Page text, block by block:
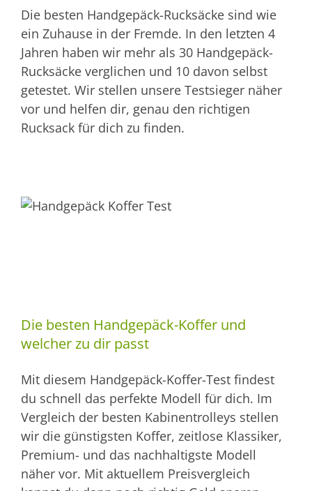
Die besten Handgepäck-Rucksäcke sind wie
ein Zuhause in der Fremde. In den letzten 4
Jahren haben wir mehr als 30 Handgepäck-
Rucksäcke verglichen und 10 davon selbst
getestet. Wir stellen unsere Testsieger näher
vor und helfen dir, genau den richtigen
Rucksack für dich zu finden.
Die besten Handgepäck-Koffer und
welcher zu dir passt
Mit diesem Handgepäck-Koffer-Test findest
du schnell das perfekte Modell für dich. Im
Vergleich der besten Kabinentrolleys stellen
wir die günstigsten Koffer, zeitlose Klassiker,
Premium- und das nachhaltigste Modell
näher vor. Mit aktuellem Preisvergleich